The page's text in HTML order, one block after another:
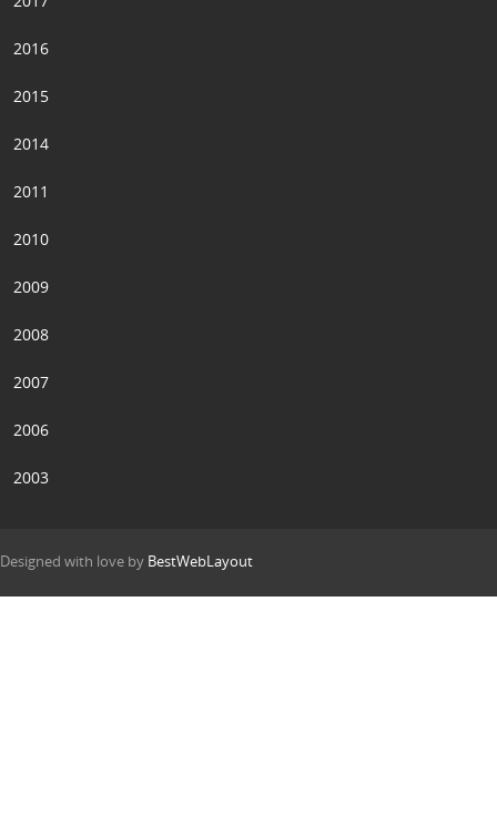
2016
2015
2014
2011
2010
2009
2008
2007
2006
2003
Designed with love by BestWebLayout